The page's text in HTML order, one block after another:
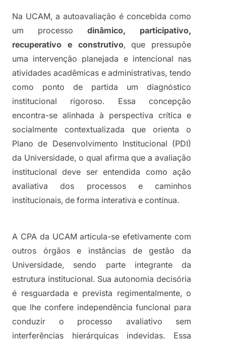
Na UCAM, a autoavaliação é concebida como
um processo dinâmico, participativo,
recuperativo e construtivo, que pressupõe
uma intervenção planejada e intencional nas
atividades acadêmicas e administrativas, tendo
como ponto de partida um diagnóstico
institucional rigoroso. Essa concepção
encontra-se alinhada à perspectiva crítica e
socialmente contextualizada que orienta o
Plano de Desenvolvimento Institucional (PDI)
da Universidade, o qual afirma que a avaliação
institucional deve ser entendida como ação
avaliativa dos processos e caminhos
institucionais, de forma interativa e contínua.
A CPA da UCAM articula-se efetivamente com
outros órgãos e instâncias de gestão da
Universidade, sendo parte integrante da
estrutura institucional. Sua autonomia decisória
é resguardada e prevista regimentalmente, o
que lhe confere independência funcional para
conduzir o processo avaliativo sem
interferências hierárquicas indevidas. Essa